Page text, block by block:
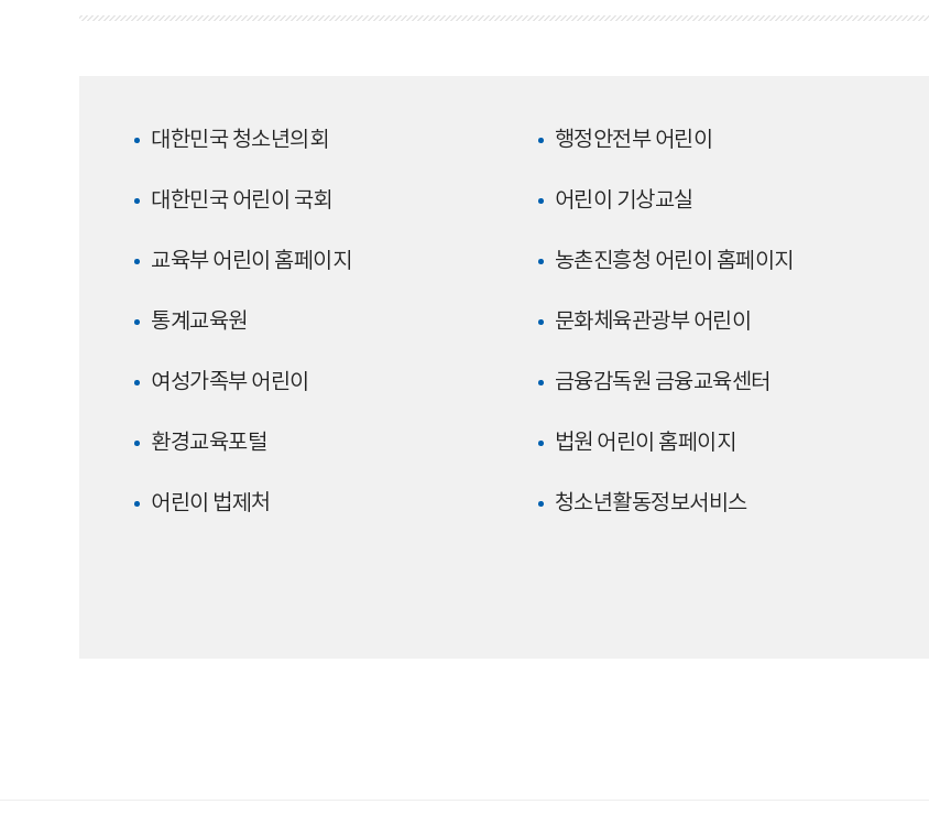
대한민국 청소년의회 행정안전부 어린이
대한민국 어린이 국회 어린이 기상교실
교육부 어린이 홈페이지 농촌진흥청 어린이 홈페이지
통계교육원 문화체육관광부 어린이
여성가족부 어린이 금융감독원 금융교육센터
환경교육포털 법원 어린이 홈페이지
어린이 법제처 청소년활동정보서비스